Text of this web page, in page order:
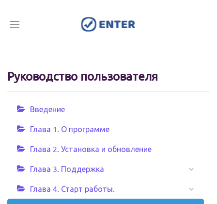
Руководство пользователя
Введение
Глава 1. О программе
Глава 2. Установка и обновление
Глава 3. Поддержка
Глава 4. Старт работы.